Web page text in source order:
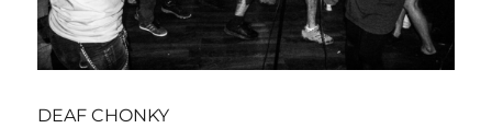
DEAF CHONKY